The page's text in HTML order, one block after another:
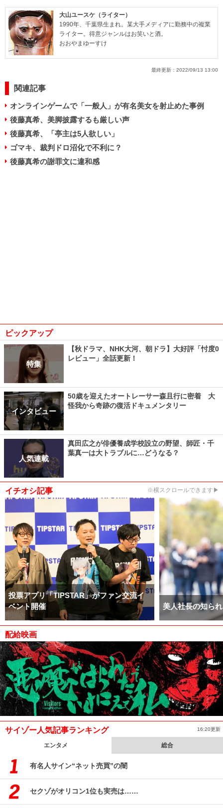
大山ユースケ（ライター）
1990年、千葉県生まれ。某大手メディアに勤務中の複業
ライター。得意ジャンルはお笑いと酒。
おおやまゆーすけ
最終更新： 2022/09/13 13:00
関連記事
オンラインゲームで「一般人」が有名美女を射止めた事例
後藤真希、美脚披露するも厳しい声
後藤真希、「亭主は5人欲しい」
ゴマキ、裁判ドロ沼化で不利に？
後藤真希の謝罪文に違和感
ピックアップ
特集
【秋ドラマ、NHK大河、朝ドラ】大好評「忖度0
レビュー」全話更新！
インタビュー
50歳を迎えたオートレーサー森且行に密着 大
怪我から奇跡の復活ドキュメンタリー
人気連載
真田広之が俳優養成学校設立の野望、師匠・千
葉真一は大トラブルに…どうなる？
イチオシ記事 ※横スクロールできます▶
投票アプリ「TIPSTAR」がファン交流イ
ベント開催
美人社長の知ら
配給映画
サイゾー人気記事ランキング 16:20更新
エンタメ 総合
有名人サイン“ネット売買”の闇
セクゾがオリコン1位も実売は……